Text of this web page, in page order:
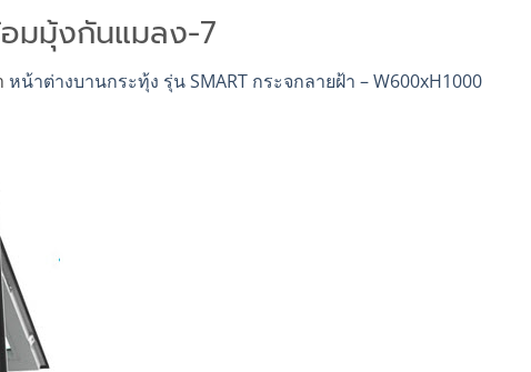
มมุ้งกันแมลง-7
หน้าต่างบานกระทุ้ง รุ่น SMART กระจกลายฝ้า – W600xH1000